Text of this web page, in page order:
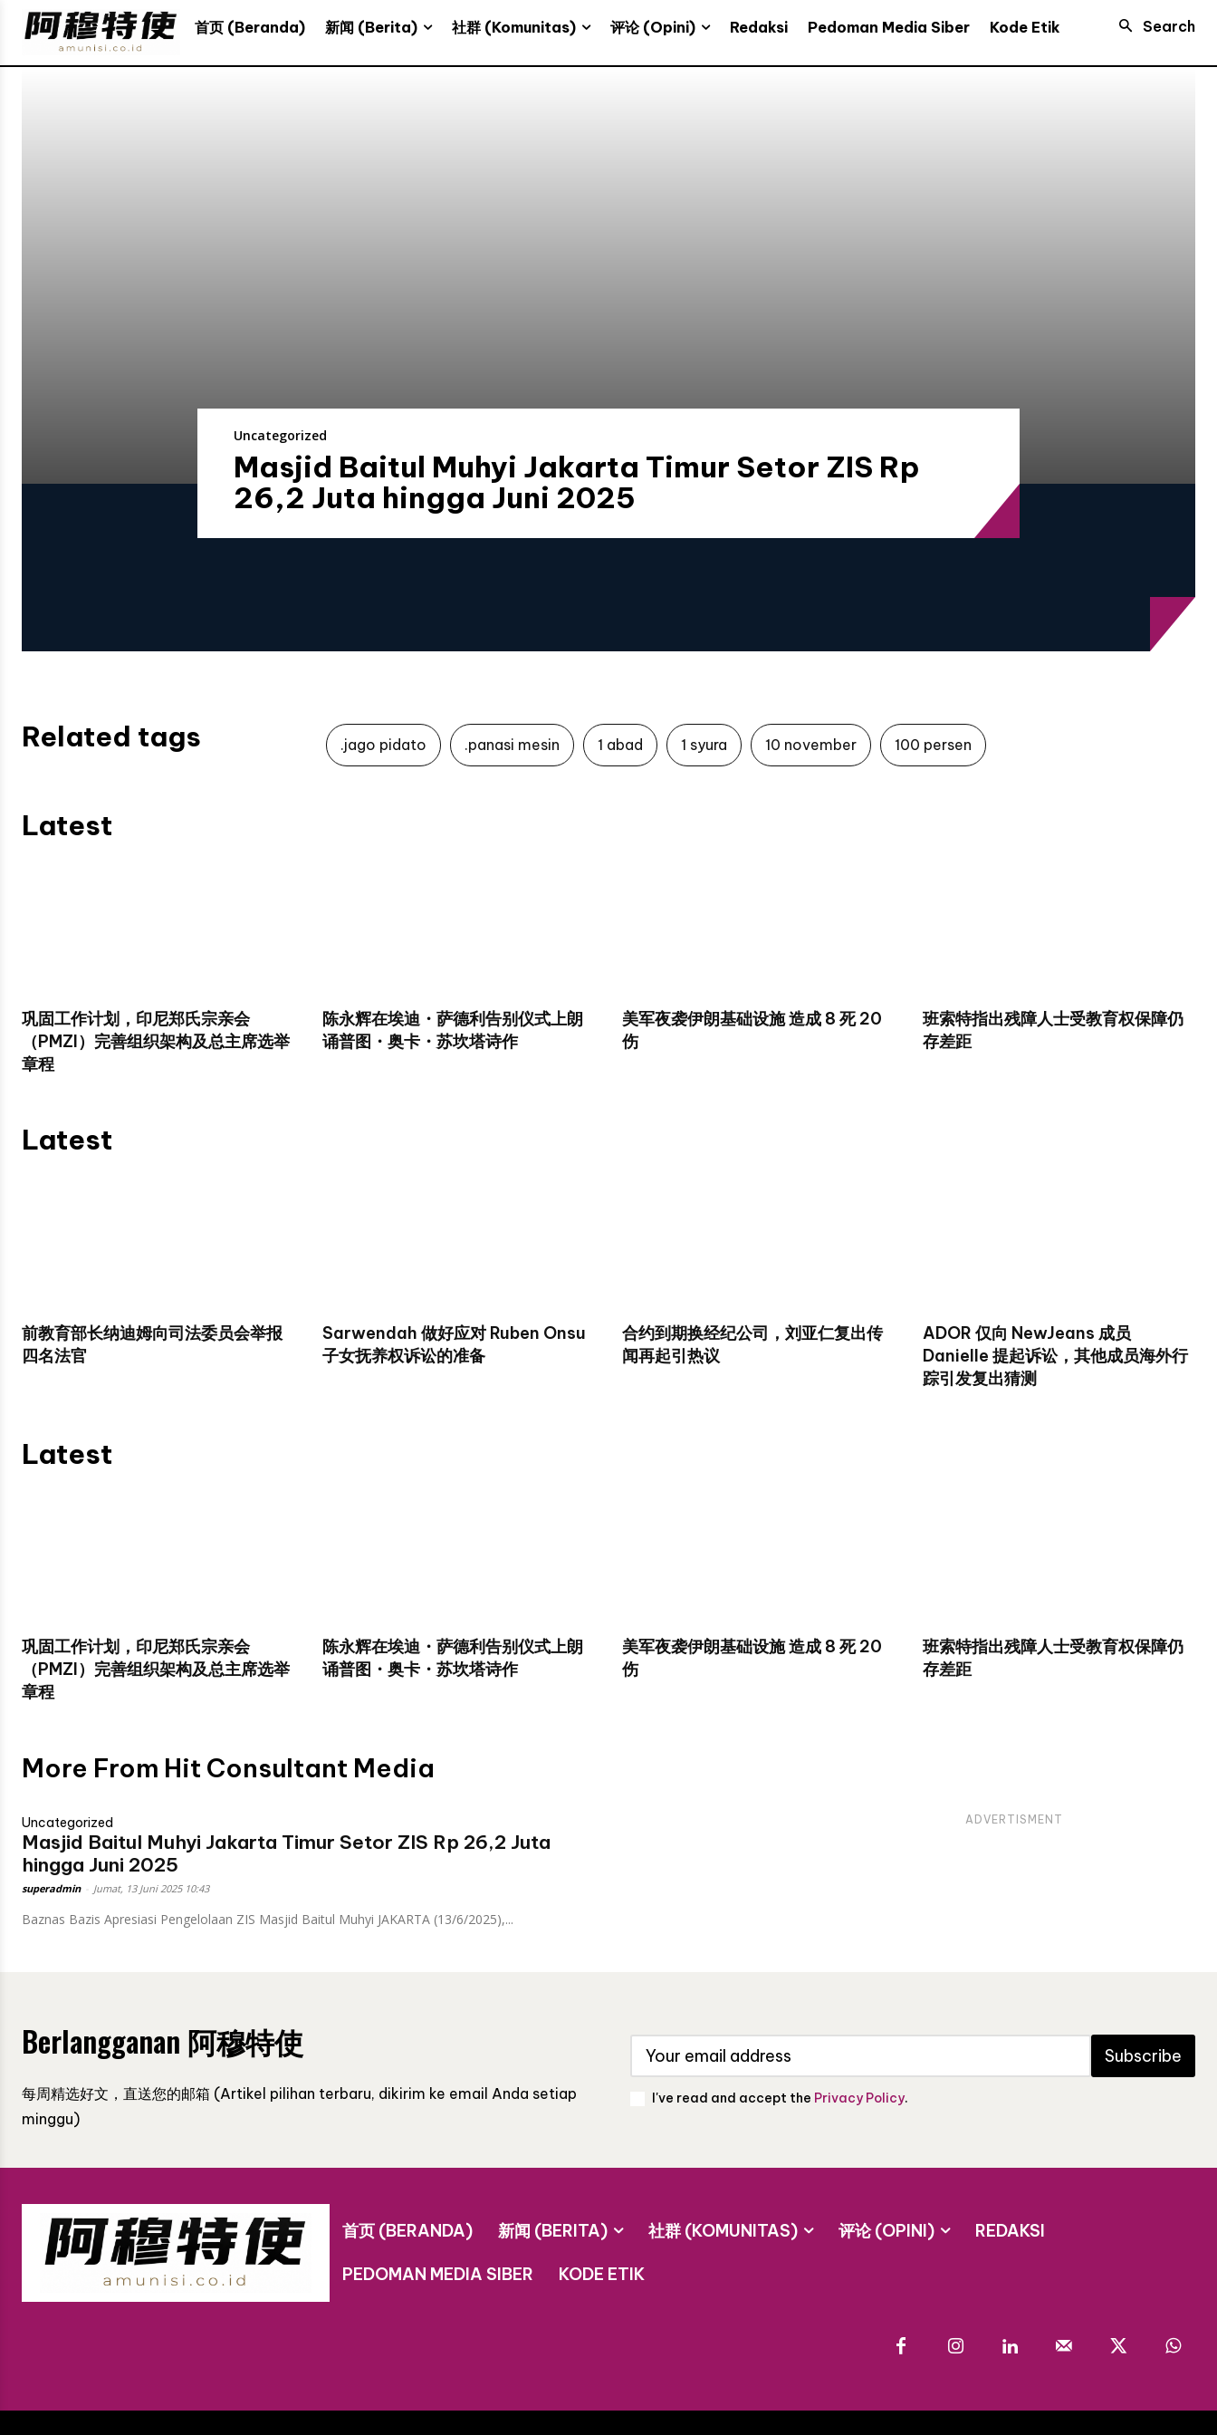
首页 (Beranda) 新闻 (Berita) 社群 (Komunitas) 评论 (Opini) Redaksi Pedoman Media Siber Kode Etik Search
Uncategorized
Masjid Baitul Muhyi Jakarta Timur Setor ZIS Rp
26,2 Juta hingga Juni 2025
Related tags .jago pidato .panasi mesin 1 abad 1 syura 10 november 100 persen
Latest
巩固工作计划，印尼郑氏宗亲会
（PMZI）完善组织架构及总主席选举
章程
陈永辉在埃迪・萨德利告别仪式上朗
诵普图・奥卡・苏坎塔诗作
美军夜袭伊朗基础设施 造成 8 死 20
伤
班索特指出残障人士受教育权保障仍
存差距
Latest
前教育部长纳迪姆向司法委员会举报
四名法官
Sarwendah 做好应对 Ruben Onsu
子女抚养权诉讼的准备
合约到期换经纪公司，刘亚仁复出传
闻再起引热议
ADOR 仅向 NewJeans 成员
Danielle 提起诉讼，其他成员海外行
踪引发复出猜测
Latest
巩固工作计划，印尼郑氏宗亲会
（PMZI）完善组织架构及总主席选举
章程
陈永辉在埃迪・萨德利告别仪式上朗
诵普图・奥卡・苏坎塔诗作
美军夜袭伊朗基础设施 造成 8 死 20
伤
班索特指出残障人士受教育权保障仍
存差距
More From Hit Consultant Media
Uncategorized
Masjid Baitul Muhyi Jakarta Timur Setor ZIS Rp 26,2 Juta
hingga Juni 2025
superadmin Jumat, 13 Juni 2025 10:43
Baznas Bazis Apresiasi Pengelolaan ZIS Masjid Baitul Muhyi JAKARTA (13/6/2025),...
ADVERTISMENT
Berlangganan 阿穆特使
每周精选好文，直送您的邮箱 (Artikel pilihan terbaru, dikirim ke email Anda setiap
minggu)
Subscribe
I've read and accept the Privacy Policy.
首页 (BERANDA) 新闻 (BERITA) 社群 (KOMUNITAS) 评论 (OPINI) REDAKSI
PEDOMAN MEDIA SIBER KODE ETIK